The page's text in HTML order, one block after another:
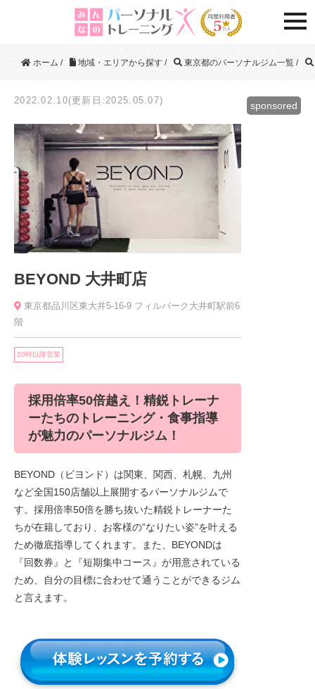
ホーム / 地域・エリアから探す / 東京都のパーソナルジム一覧 /
sponsored
2022.02.10(更新日:2025.05.07)
BEYOND 大井町店
東京都品川区東大井5-16-9 フィルパーク大井町駅前6
階
20時以降営業
採用倍率50倍越え！精鋭トレーナ
ーたちのトレーニング・食事指導
が魅力のパーソナルジム！
BEYOND（ビヨンド）は関東、関西、札幌、九州
など全国150店舗以上展開するパーソナルジムで
す。採用倍率50倍を勝ち抜いた精鋭トレーナーた
ちが在籍しており、お客様の”なりたい姿”を叶える
ため徹底指導してくれます。また、BEYONDは
『回数券』と『短期集中コース』が用意されている
ため、自分の目標に合わせて通うことができるジム
と言えます。